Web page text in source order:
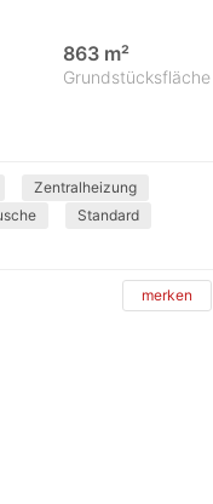
Grundstücksfläche
863 m²
Zentralheizung
Standard
merken